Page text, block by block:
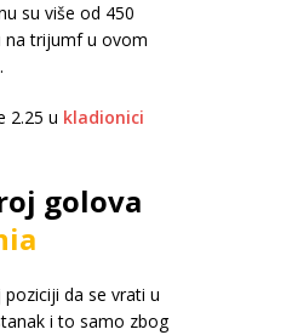
su više od 450
na trijumf u ovom
2.25 u kladionici
golova
da se vrati u
i to samo zbog